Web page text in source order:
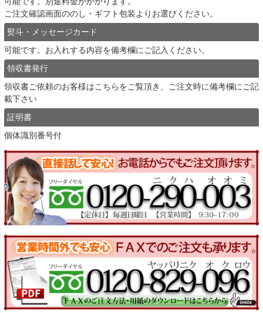
ご注文確認画面ののし・ギフト包装よりお選びください。
熨斗・メッセージカード
可能です。お入れする内容を備考欄にご記入ください。
領収書発行
領収書ご依頼のお客様はこちらをご覧頂き、ご注文時に備考欄にご記
載下さい
証明書
個体識別番号付